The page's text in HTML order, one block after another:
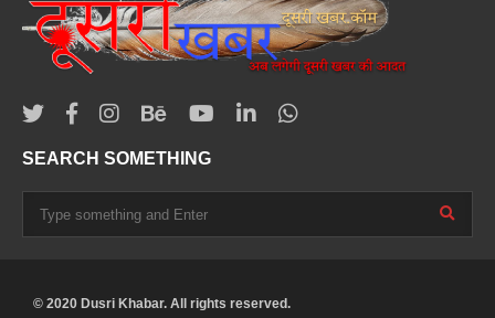
SEARCH SOMETHING
© 2020 Dusri Khabar. All rights reserved.